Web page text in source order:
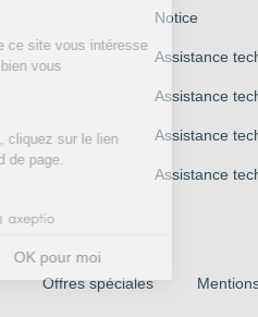
Notice
Assistance
Assistance
Assistance
Assistance
Offres spéciales